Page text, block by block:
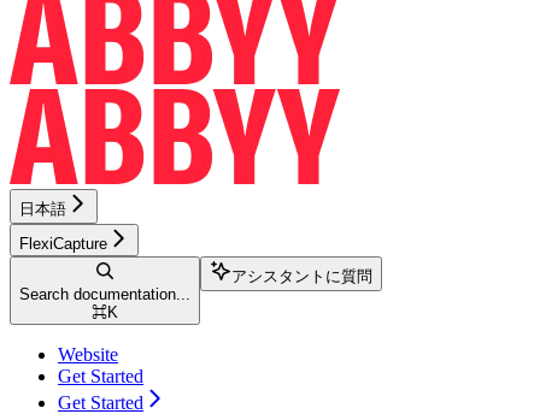
日本語
FlexiCapture
Search documentation...
⌘K
アシスタントに質問
Website
Get Started
Get Started